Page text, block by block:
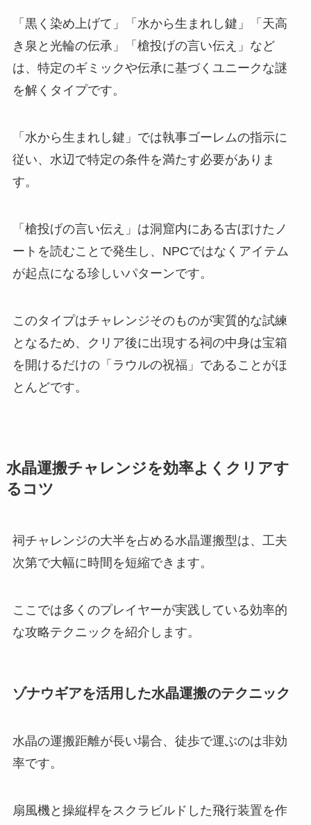
「黒く染め上げて」「水から生まれし鍵」「天高
き泉と光輪の伝承」「槍投げの言い伝え」など
は、特定のギミックや伝承に基づくユニークな謎
を解くタイプです。
「水から生まれし鍵」では執事ゴーレムの指示に
従い、水辺で特定の条件を満たす必要がありま
す。
「槍投げの言い伝え」は洞窟内にある古ぼけたノ
ートを読むことで発生し、NPCではなくアイテム
が起点になる珍しいパターンです。
このタイプはチャレンジそのものが実質的な試練
となるため、クリア後に出現する祠の中身は宝箱
を開けるだけの「ラウルの祝福」であることがほ
とんどです。
水晶運搬チャレンジを効率よくクリアす
るコツ
祠チャレンジの大半を占める水晶運搬型は、工夫
次第で大幅に時間を短縮できます。
ここでは多くのプレイヤーが実践している効率的
な攻略テクニックを紹介します。
ゾナウギアを活用した水晶運搬のテクニック
水晶の運搬距離が長い場合、徒歩で運ぶのは非効
率です。
扇風機と操縦桿をスクラビルドした飛行装置を作